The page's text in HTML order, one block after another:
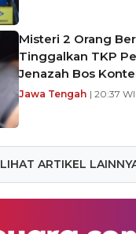
Misteri 2 Orang
Tinggalkan TKP
Jenazah Bos
Jawa Tengah | 20:37
LIHAT ARTIKEL